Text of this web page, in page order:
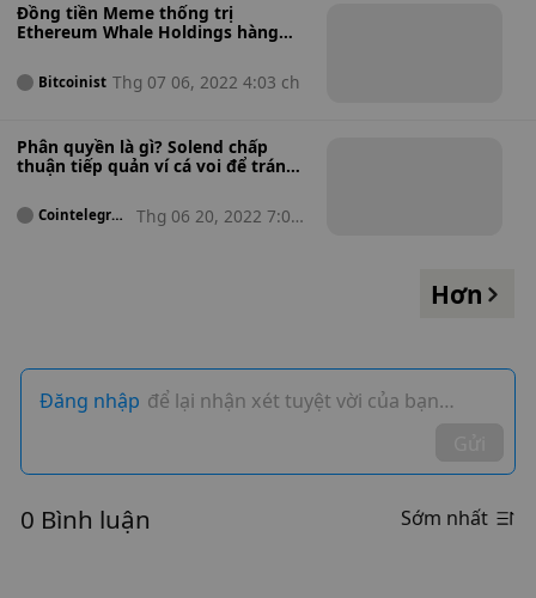
Đồng tiền Meme thống trị
Ethereum Whale Holdings hàng
Bitcoinist Thg 07 06, 2022 4:03 ch
Phân quyền là gì? Solend chấp
thuận tiếp quản ví cá voi để tránh
Cointelegrap
Thg 06 20, 2022 7:01
Hơn
Đăng nhập để lại nhận xét tuyệt vời của bạn…
0 Bình luận Sớm nhất